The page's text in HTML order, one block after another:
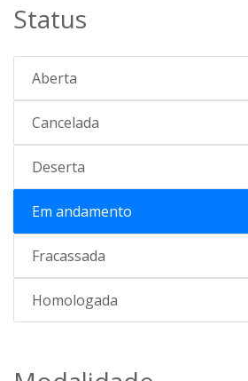
Status
Aberta
Cancelada
Deserta
Em andamento
Fracassada
Homologada